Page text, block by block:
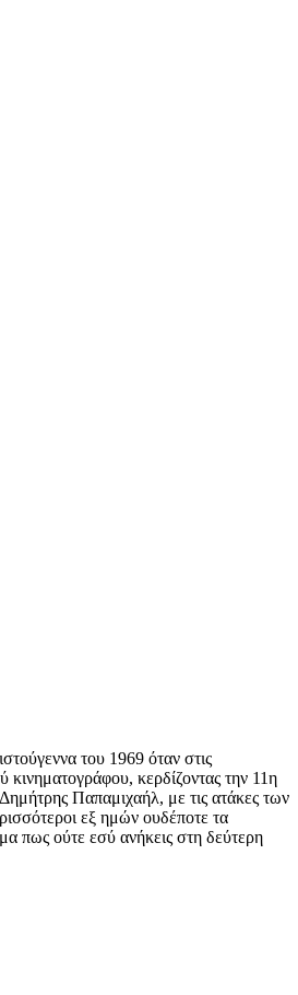
του 1969 όταν στις
κινηματογράφου, κερδίζοντας την 11η
Παπαμιχαήλ, με τις ατάκες των
εξ ημών ουδέποτε τα
πως ούτε εσύ ανήκεις στη δεύτερη